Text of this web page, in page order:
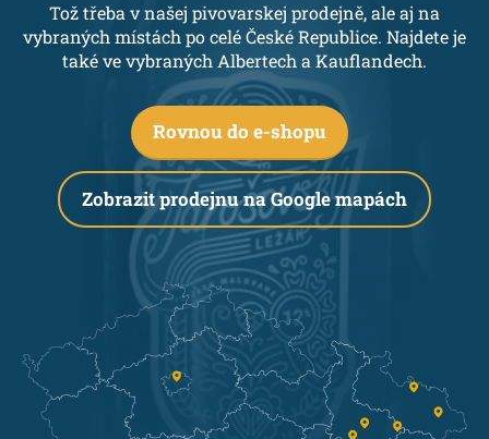
Tož třeba v našej pivovarskej prodejně, ale aj na
vybraných místách po celé České Republice. Najdete je
také ve vybraných Albertech a Kauflandech.
Rovnou do e-shopu
Zobrazit prodejnu na Google mapách